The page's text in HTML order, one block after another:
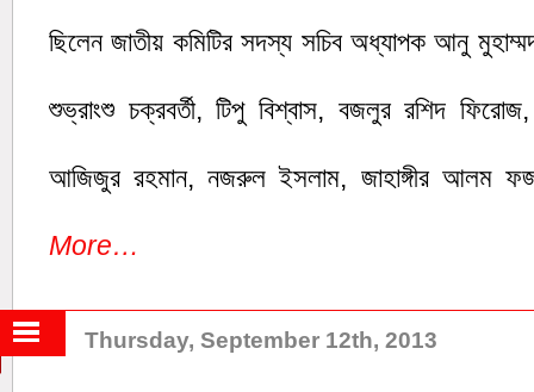
ছিলেন জাতীয় কমিটির সদস্য সচিব অধ্যাপক আনু
শুভ্রাংশু চক্রবর্তী, টিপু বিশ্বাস, বজলুর রশিদ
আজিজুর রহমান, নজরুল ইসলাম, জাহাঙ্গীর আলম
More…
Thursday, September 12th, 2013